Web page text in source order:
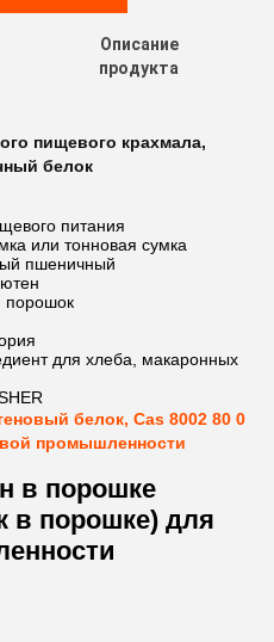
Описание
продукта
пищевого крахмала,
белок
питания
или тонновая сумка
пшеничный
порошок
для хлеба, макаронных
белок, Cas 8002 80 0
промышленности
в порошке
в порошке) для